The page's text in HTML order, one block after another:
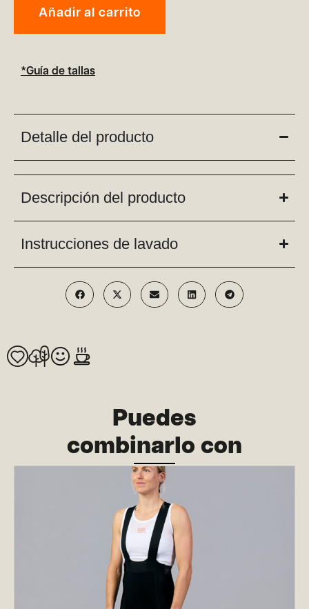
Añadir al carrito
*Guía de tallas
Detalle del producto
Descripción del producto
Instrucciones de lavado
Puedes
combinarlo con